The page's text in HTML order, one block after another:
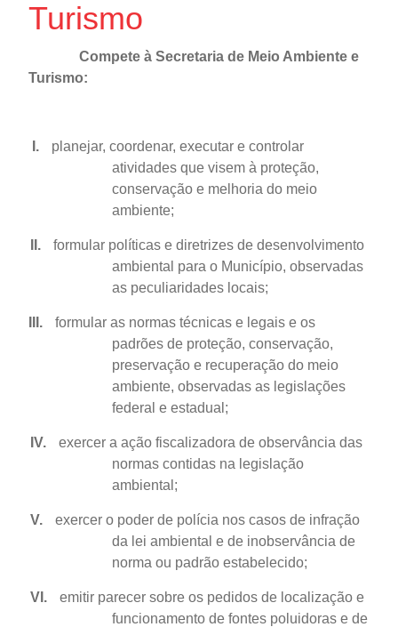
Turismo
Compete à Secretaria de Meio Ambiente e
Turismo:
I.
planejar, coordenar, executar e controlar
atividades que visem à proteção,
conservação e melhoria do meio
ambiente;
II.
formular políticas e diretrizes de desenvolvimento
ambiental para o Município, observadas
as peculiaridades locais;
III.
formular as normas técnicas e legais e os
padrões de proteção, conservação,
preservação e recuperação do meio
ambiente, observadas as legislações
federal e estadual;
IV.
exercer a ação fiscalizadora de observância das
normas contidas na legislação
ambiental;
V.
exercer o poder de polícia nos casos de infração
da lei ambiental e de inobservância de
norma ou padrão estabelecido;
VI.
emitir parecer sobre os pedidos de localização e
funcionamento de fontes poluidoras e de